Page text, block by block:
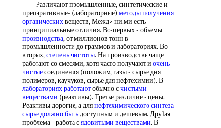
Различают промышленные, синтетические и
препаративные- (лабораторные) методы получения
органическихвеществ, Межд> ни.ми есть
принципиальные отличия. Во-первых - объемы
произнодства, от миллионов тонн в
промышленности до граммов и лабораториях. Во-
вторых,степень чистоты. На производстве чаще
работают со смесями, хотя часто получают и очень
чистыесоединения (положим, газы - сырье дня
полимеров, каучуков, сырье для нефтехимии). В
лабораториях работаютобычно счистыми
веществами (реактивы). Третье различие - цены.
Реактивы дорогие, а длянефтехимического синтеза
сырьедолжно бытьдоступным и дешевым. Дру1ая
проблема - работа сядовитыми веществами. В